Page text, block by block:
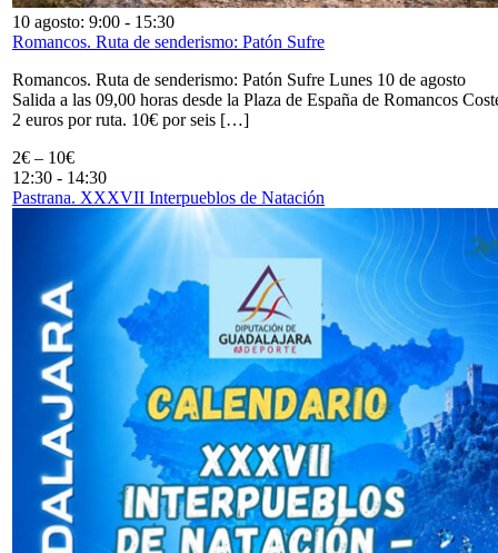
10 agosto: 9:00 - 15:30
Romancos. Ruta de senderismo: Patón Sufre
Romancos. Ruta de senderismo: Patón Sufre Lunes 10 de agosto
Salida a las 09,00 horas desde la Plaza de España de Romancos
2 euros por ruta. 10€ por seis […]
2€ – 10€
12:30 - 14:30
Pastrana. XXXVII Interpueblos de Natación